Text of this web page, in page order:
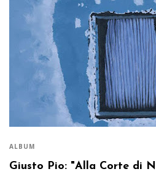
ALBUM
Giusto Pio: "Alla Corte di